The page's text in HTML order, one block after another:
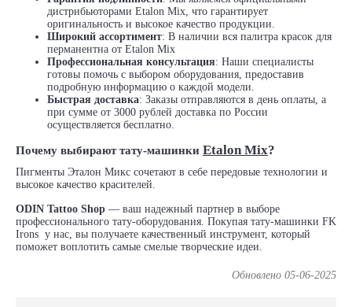
дистрибьюторами Etalon Mix, что гарантирует
оригинальность и высокое качество продукции.
Широкий ассортимент: В наличии вся палитра красок для
перманентна от Etalon Mix
Профессиональная консультация: Наши специалисты
готовы помочь с выбором оборудования, предоставив
подробную информацию о каждой модели.
Быстрая доставка: Заказы отправляются в день оплаты, а
при сумме от 3000 рублей доставка по России
осуществляется бесплатно.
Почему выбирают тату-машинки Etalon Mix?
Пигменты Эталон Микс сочетают в себе передовые технологии и
высокое качество красителей.
ODIN Tattoo Shop — ваш надежный партнер в выборе
профессионального тату-оборудования. Покупая тату-машинки FK
Irons у нас, вы получаете качественный инструмент, который
поможет воплотить самые смелые творческие идеи.
Обновлено 05-06-2025